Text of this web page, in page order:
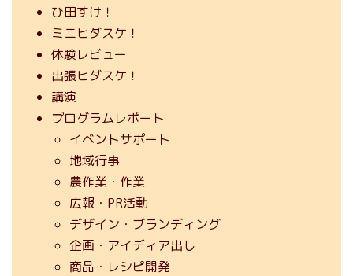
ひ田すけ！
ミニヒダスケ！
体験レビュー
出張ヒダスケ！
講演
プログラムレポート
イベントサポート
地域行事
農作業・作業
広報・PR活動
デザイン・ブランディング
企画・アイディア出し
商品・レシピ開発